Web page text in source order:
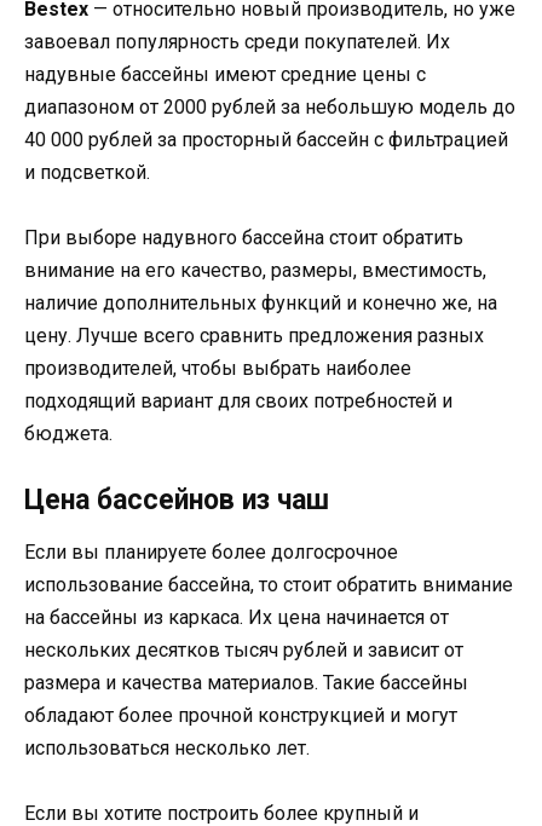
Bestex — относительно новый производитель, но уже
завоевал популярность среди покупателей. Их
надувные бассейны имеют средние цены с
диапазоном от 2000 рублей за небольшую модель до
40 000 рублей за просторный бассейн с фильтрацией
и подсветкой.
При выборе надувного бассейна стоит обратить
внимание на его качество, размеры, вместимость,
наличие дополнительных функций и конечно же, на
цену. Лучше всего сравнить предложения разных
производителей, чтобы выбрать наиболее
подходящий вариант для своих потребностей и
бюджета.
Цена бассейнов из чаш
Если вы планируете более долгосрочное
использование бассейна, то стоит обратить внимание
на бассейны из каркаса. Их цена начинается от
нескольких десятков тысяч рублей и зависит от
размера и качества материалов. Такие бассейны
обладают более прочной конструкцией и могут
использоваться несколько лет.
Если вы хотите построить более крупный и